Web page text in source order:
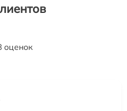
оценок